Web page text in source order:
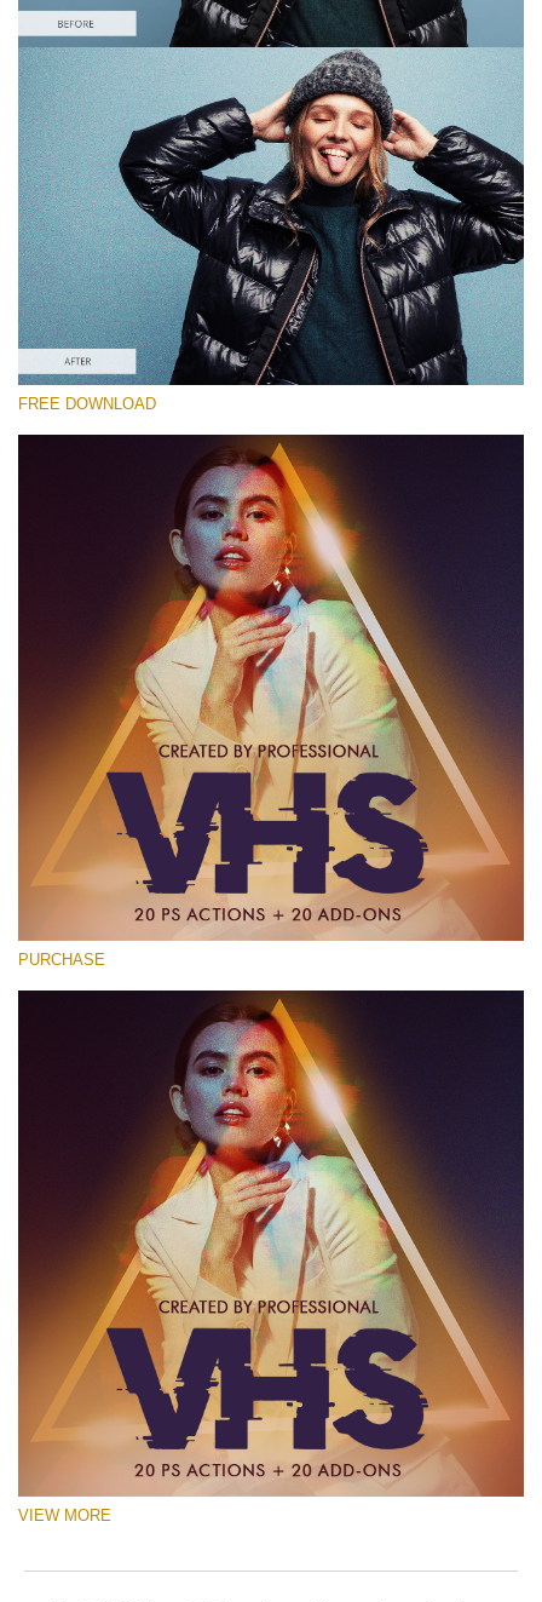
Lütfen seçin
Free VHS Effect Photoshop Action #3
VHS Actions
Cinematic Complete
Entire Collection
FREE DOWNLOAD
PURCHASE
VIEW MORE